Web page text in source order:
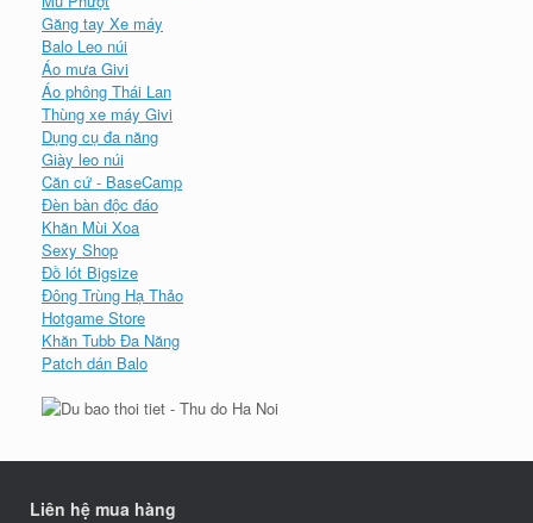
Găng tay Xe máy
Balo Leo núi
Áo mưa Givi
Áo phông Thái Lan
Thùng xe máy Givi
Dụng cụ đa năng
Giày leo núi
Căn cứ - BaseCamp
Đèn bàn độc đáo
Khăn Mùi Xoa
Sexy Shop
Đồ lót Bigsize
Đông Trùng Hạ Thảo
Hotgame Store
Khăn Tubb Đa Năng
Patch dán Balo
Liên hệ mua hàng